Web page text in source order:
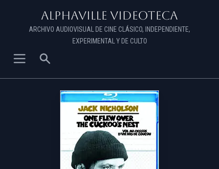
Alphaville Videoteca
ARCHIVO AUDIOVISUAL DE CINE CLÁSICO, INDEPENDIENTE,
EXPERIMENTAL Y DE CULTO